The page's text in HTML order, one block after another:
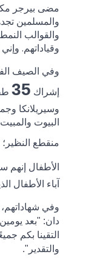
مضى بيرجر
والمسلمين
والقوالب
وقياداتهم.
وفي الصيف
إشراك 35
وسيريلانكا
البيوت
منقطع
الأطفال إنهم
آباء الأطفال
وفي شهاداتهم،
دان: "بعد
التقينا بكم
والتقدير".